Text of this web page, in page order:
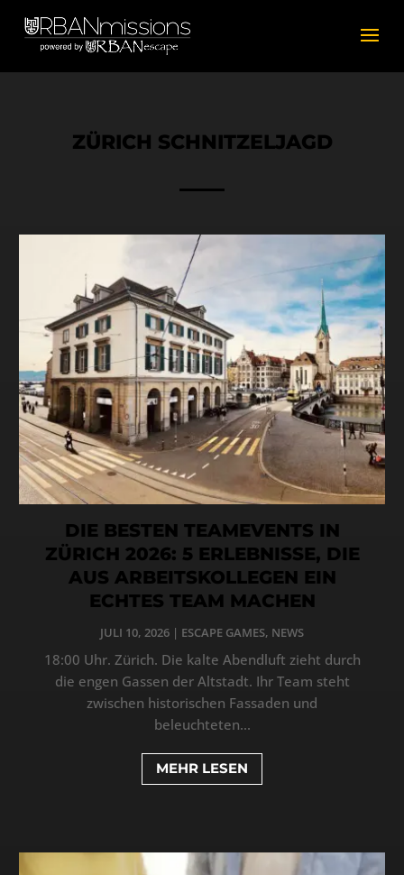
ZÜRICH SCHNITZELJAGD
DIE BESTEN TEAMEVENTS IN
ZÜRICH 2026: 5 ERLEBNISSE, DIE
AUS ARBEITSKOLLEGEN EIN
ECHTES TEAM MACHEN
JULI 10, 2026 | ESCAPE GAMES, NEWS
18:00 Uhr. Zürich. Die kalte Abendluft zieht durch
die engen Gassen der Altstadt. Ihr Team steht
zwischen historischen Fassaden und
beleuchteten...
MEHR LESEN